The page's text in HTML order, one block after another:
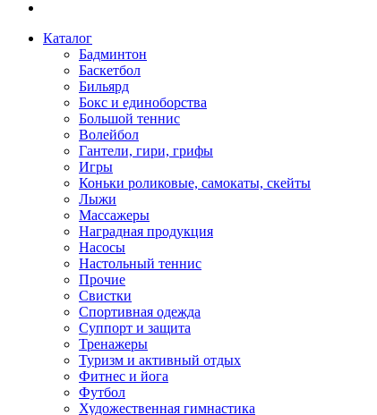
Каталог
Бадминтон
Баскетбол
Бильярд
Бокс и единоборства
Большой теннис
Волейбол
Гантели, гири, грифы
Игры
Коньки роликовые, самокаты, скейты
Лыжи
Массажеры
Наградная продукция
Насосы
Настольный теннис
Прочие
Свистки
Спортивная одежда
Суппорт и защита
Тренажеры
Туризм и активный отдых
Фитнес и йога
Футбол
Художественная гимнастика